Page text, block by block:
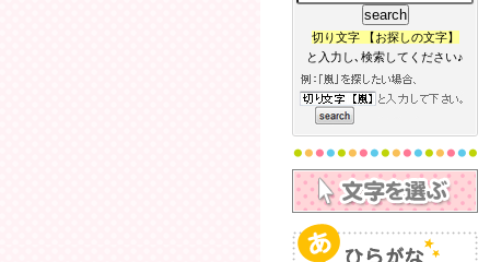
切り文字 【お探しの文字】
と入力し､検索してください♪